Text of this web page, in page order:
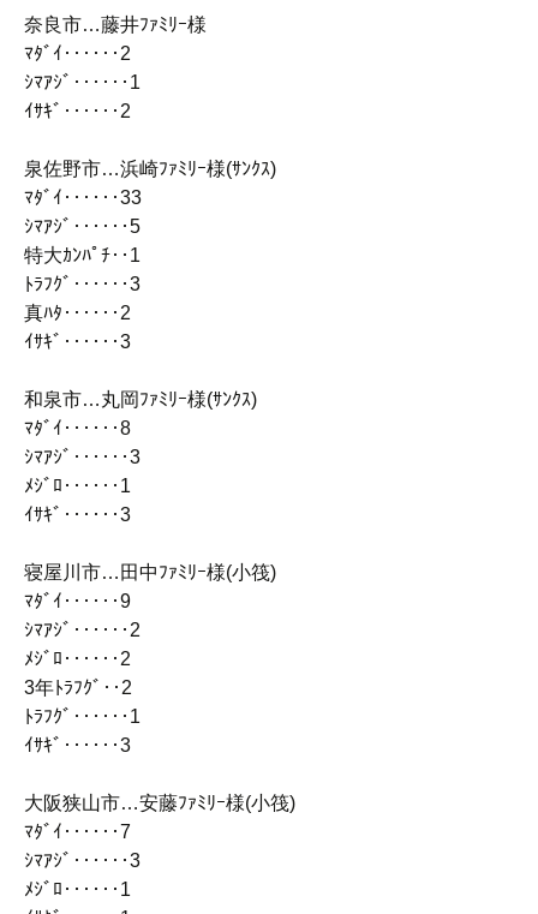
奈良市…藤井ﾌｧﾐﾘｰ様
ﾏﾀﾞｲ‥‥‥2
ｼﾏｱｼﾞ‥‥‥1
ｲｻｷﾞ‥‥‥2
泉佐野市…浜崎ﾌｧﾐﾘｰ様(ｻﾝｸｽ)
ﾏﾀﾞｲ‥‥‥33
ｼﾏｱｼﾞ‥‥‥5
特大ｶﾝﾊﾟﾁ‥1
ﾄﾗﾌｸﾞ‥‥‥3
真ﾊﾀ‥‥‥2
ｲｻｷﾞ‥‥‥3
和泉市…丸岡ﾌｧﾐﾘｰ様(ｻﾝｸｽ)
ﾏﾀﾞｲ‥‥‥8
ｼﾏｱｼﾞ‥‥‥3
ﾒｼﾞﾛ‥‥‥1
ｲｻｷﾞ‥‥‥3
寝屋川市…田中ﾌｧﾐﾘｰ様(小筏)
ﾏﾀﾞｲ‥‥‥9
ｼﾏｱｼﾞ‥‥‥2
ﾒｼﾞﾛ‥‥‥2
3年ﾄﾗﾌｸﾞ‥2
ﾄﾗﾌｸﾞ‥‥‥1
ｲｻｷﾞ‥‥‥3
大阪狭山市…安藤ﾌｧﾐﾘｰ様(小筏)
ﾏﾀﾞｲ‥‥‥7
ｼﾏｱｼﾞ‥‥‥3
ﾒｼﾞﾛ‥‥‥1